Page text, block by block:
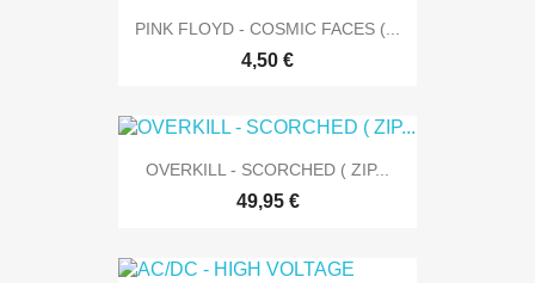
PINK FLOYD - COSMIC FACES (...
4,50 €
OVERKILL - SCORCHED ( ZIP...
49,95 €